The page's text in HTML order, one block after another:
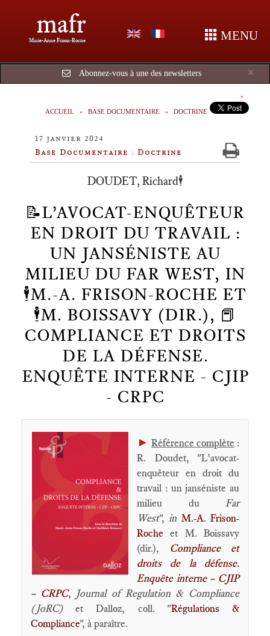
mafr
Marie-Anne Frison-Roche MENU
×
Abonnez-vous à une des newsletters
ACCUEIL BASE DOCUMENTAIRE DOCTRINE
17 janvier 2024
Base Documentaire : Doctrine
DOUDET, Richard🕴️
📝L’AVOCAT-ENQUÊTEUR
EN DROIT DU TRAVAIL :
UN JANSÉNISTE AU
MILIEU DU FAR WEST, IN
🕴️M.-A. FRISON-ROCHE ET
🕴️M. BOISSAVY (DIR.), 📕
COMPLIANCE ET DROITS
DE LA DÉFENSE.
ENQUÊTE INTERNE - CJIP
- CRPC
► Référence complète :
R. Doudet, "L’avocat-
enquêteur en droit du
travail : un janséniste au
milieu du Far
West",in M.-A. Frison-
Roche et M. Boissavy
(dir.), Compliance et
droits de la défense.
Enquête interne – CJIP
– CRPC, Journal of Regulation & Compliance
(JoRC)et Dalloz, coll. "Régulations &
Compliance", à paraître.